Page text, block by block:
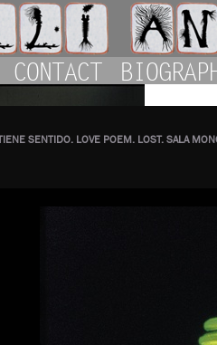
CONTACT
SENTIDO. LOVE POEM. LOST. SALA